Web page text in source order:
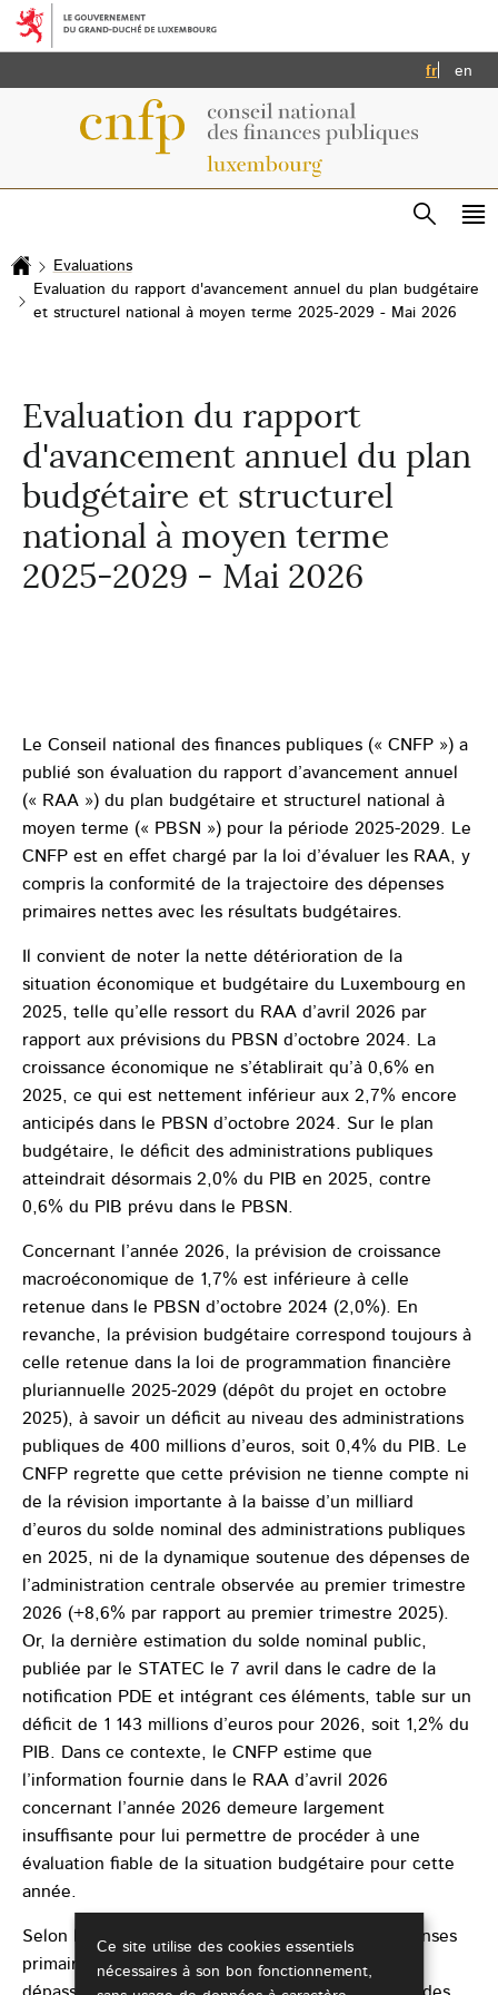
Ce site utilise des cookies essentiels
nécessaires à son bon fonctionnement,
Aller au menu principal
Aller au contenu
frFrançais
en
Accueil
Evaluations
Evaluation du rapport d'avancement annuel du plan budgétaire
et structurel national à moyen terme 2025-2029 - Mai 2026
Evaluation du rapport
d'avancement annuel du plan
budgétaire et structurel
national à moyen terme
2025-2029 - Mai 2026
Le Conseil national des finances publiques (« CNFP ») a
publié son évaluation du rapport d’avancement annuel
(« RAA ») du plan budgétaire et structurel national à
moyen terme (« PBSN ») pour la période 2025-2029. Le
CNFP est en effet chargé par la loi d’évaluer les RAA, y
compris la conformité de la trajectoire des dépenses
primaires nettes avec les résultats budgétaires.
Il convient de noter la nette détérioration de la
situation économique et budgétaire du Luxembourg en
2025, telle qu’elle ressort du RAA d’avril 2026 par
rapport aux prévisions du PBSN d’octobre 2024. La
croissance économique ne s’établirait qu’à 0,6% en
2025, ce qui est nettement inférieur aux 2,7% encore
anticipés dans le PBSN d’octobre 2024. Sur le plan
budgétaire, le déficit des administrations publiques
atteindrait désormais 2,0% du PIB en 2025, contre
0,6% du PIB prévu dans le PBSN.
Concernant l’année 2026, la prévision de croissance
macroéconomique de 1,7% est inférieure à celle
retenue dans le PBSN d’octobre 2024 (2,0%). En
revanche, la prévision budgétaire correspond toujours à
celle retenue dans la loi de programmation financière
pluriannuelle 2025-2029 (dépôt du projet en octobre
2025), à savoir un déficit au niveau des administrations
publiques de 400 millions d’euros, soit 0,4% du PIB. Le
CNFP regrette que cette prévision ne tienne compte ni
de la révision importante à la baisse d’un milliard
d’euros du solde nominal des administrations publiques
en 2025, ni de la dynamique soutenue des dépenses de
l’administration centrale observée au premier trimestre
2026 (+8,6% par rapport au premier trimestre 2025).
Or, la dernière estimation du solde nominal public,
publiée par le STATEC le 7 avril dans le cadre de la
notification PDE et intégrant ces éléments, table sur un
déficit de 1 143 millions d’euros pour 2026, soit 1,2% du
PIB. Dans ce contexte, le CNFP estime que
l’information fournie dans le RAA d’avril 2026
concernant l’année 2026 demeure largement
insuffisante pour lui permettre de procéder à une
évaluation fiable de la situation budgétaire pour cette
année.
Selon le RAA d’avril 2026, la croissance des dépenses
primaires nettes (« DPN ») atteint 8,1% en 2025,